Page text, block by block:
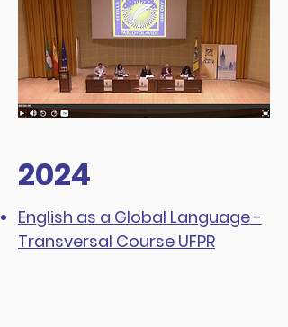
2024
English as a Global Language -
Transversal Course UFPR